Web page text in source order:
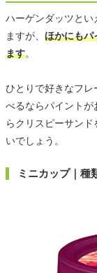
ハーゲンダッツと
ますが、 ほかにもパ
ます。
ひとりで好きなフ
べるならパイント
らクリスピーサン
いでしょう。
ミニカップ｜種